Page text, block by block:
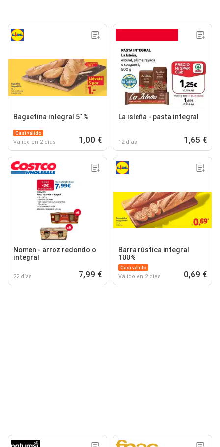
Baguetina integral 51%
Casi válido
Válido en 2 días 1,00 €
La isleña - pasta integral
12 días 1,65 €
Nomen - arroz redondo o
integral
22 días 7,99 €
Barra rústica integral
100%
Casi válido
Válido en 2 días 0,69 €